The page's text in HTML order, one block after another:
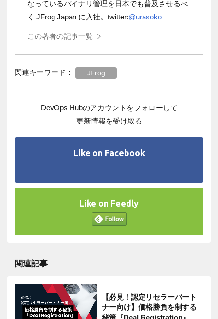
なっているバイナリ管理を日本でも普及させるべ
く JFrog Japan に入社。 twitter:@urasoko
この著者の記事一覧
関連キーワード： JFrog
DevOps Hubのアカウントをフォローして
更新情報を受け取る
Like on Facebook
Like on Feedly
関連記事
【必見！認定リセラーパート
ナー向け】価格勝負を制する
秘策『Deal Registration』